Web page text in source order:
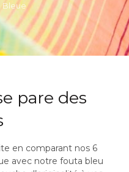
Bleue
pare des
en comparant nos 6
avec notre fouta bleu